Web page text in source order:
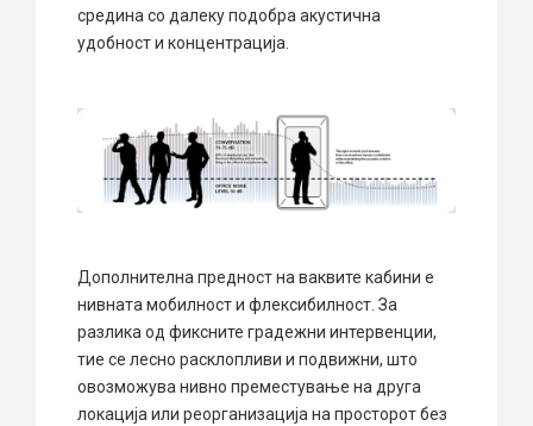
средина со далеку подобра акустична
удобност и концентрација.
Дополнителна предност на ваквите кабини е
нивната мобилност и флексибилност. За
разлика од фиксните градежни интервенции,
тие се лесно расклопливи и подвижни, што
овозможува нивно преместување на друга
локација или реорганизација на просторот без